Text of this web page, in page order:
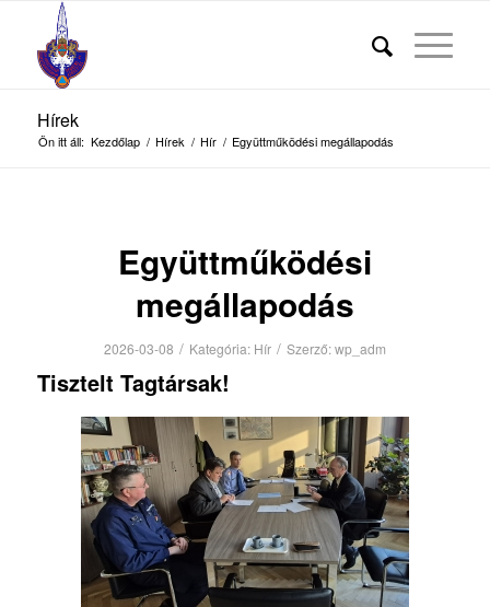
Hírek
Ön itt áll: Kezdőlap / Hírek / Hír / Együttműködési megállapodás
Együttműködési
megállapodás
2026-03-08 / Kategória: Hír / Szerző:wp_adm
Tisztelt Tagtársak!